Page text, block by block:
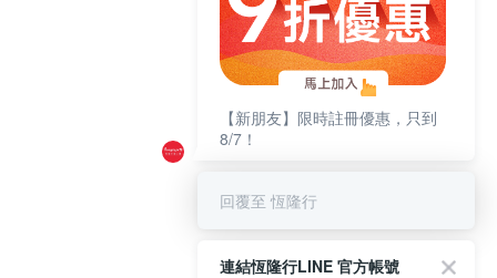
【新朋友】限時註冊優惠，只到
8/7！
回覆至 恆隆行
連結恆隆行LINE 官方帳號